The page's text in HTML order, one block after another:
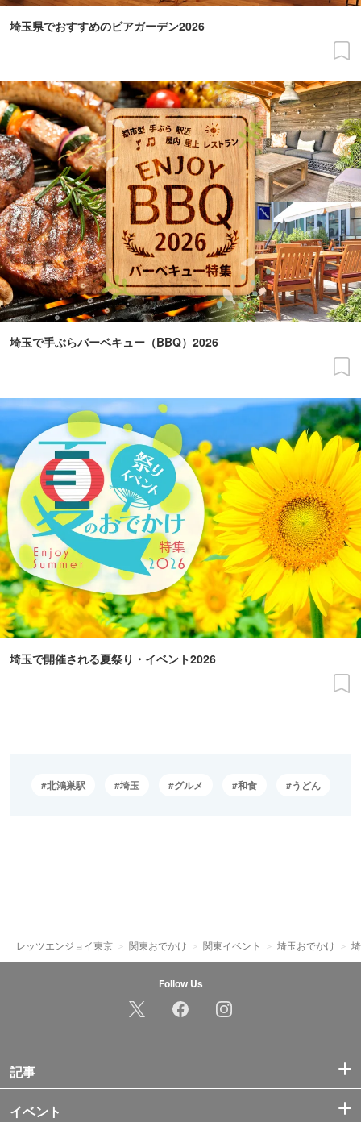
埼玉県でおすすめのビアガーデン2026
埼玉で手ぶらバーベキュー（BBQ）2026
埼玉で開催される夏祭り・イベント2026
北鴻巣駅 埼玉 グルメ 和食 うどん
レッツエンジョイ東京 関東おでかけ 関東イベント 埼玉おでかけ
Follow Us
記事
イベント